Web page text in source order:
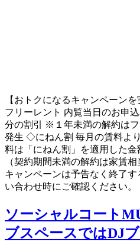
【おトクになるキャンペーン
フリーレント 内覧当日のお申
分の割引 ※１年未満の解約は
発生 ◇にねん割 毎月の賃料よ
料は「にねん割」を適用した
（契約期間未満の解約は家賃
キャンペーンは予告なく終了
い合わせ時にご確認ください。
ソーシャルコート
ブスペースではDJ